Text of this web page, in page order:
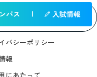
パス 入試情報
バシーポリシー
報
にあたって